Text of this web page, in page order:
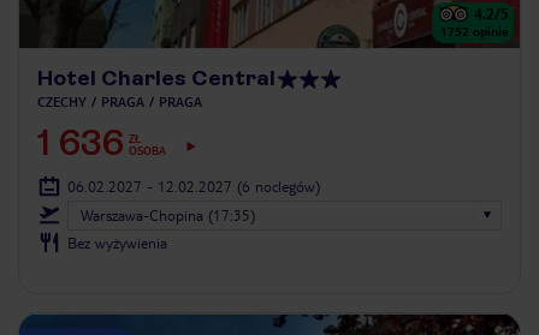
4.2/5
1752 opinie
Hotel Charles Central
CZECHY PRAGA PRAGA
1 636 ZŁ
OSOBA
06.02.2027 - 12.02.2027 (6 noclegów)
Warszawa-Chopina (17:35)
Bez wyżywienia